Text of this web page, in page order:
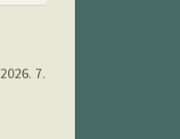
2026. 7.